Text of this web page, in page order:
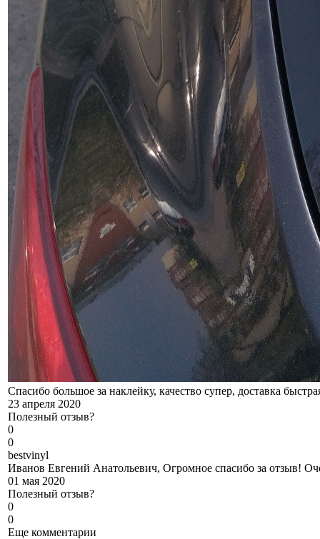
Спасибо большое за наклейку, качество супер, доставка
23 апреля 2020
Полезный отзыв?
0
0
bestvinyl
Иванов Евгений Анатольевич, Огромное спасибо за отзыв!
01 мая 2020
Полезный отзыв?
0
0
Еще комментарии